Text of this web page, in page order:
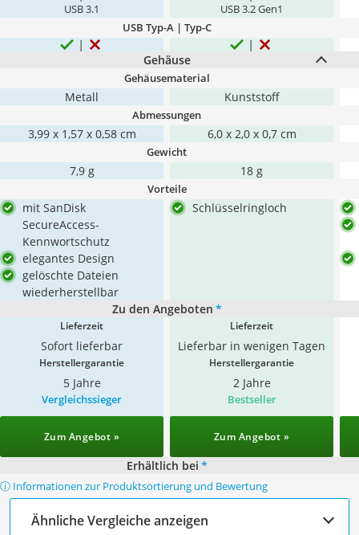
USB 3.1 USB 3.2 Gen1
USB Typ-A | Typ-C
Gehäuse
Gehäusematerial
Metall Kunststoff
Abmessungen
3,99 x 1,57 x 0,58 cm 6,0 x 2,0 x 0,7 cm
Gewicht
7,9 g 18 g
Vorteile
mit SanDisk
SecureAccess-
Kennwortschutz
elegantes Design
gelöschte Dateien
wiederherstellbar
Schlüsselringloch
Zu den Angeboten *
Lieferzeit
Sofort lieferbar
Lieferzeit
Lieferbar in wenigen Tagen
Herstellergarantie
5 Jahre
Herstellergarantie
2 Jahre
Vergleichssieger
Zum Angebot »
Bestseller
Zum Angebot »
Erhältlich bei *
ⓘ Informationen zur Produktsortierung und Bewertung
Ähnliche Vergleiche anzeigen